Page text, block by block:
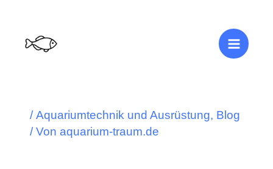
springen
Main
Menu
/Aquariumtechnik und Ausrüstung, Blog
/ Vonaquarium-traum.de
navigation